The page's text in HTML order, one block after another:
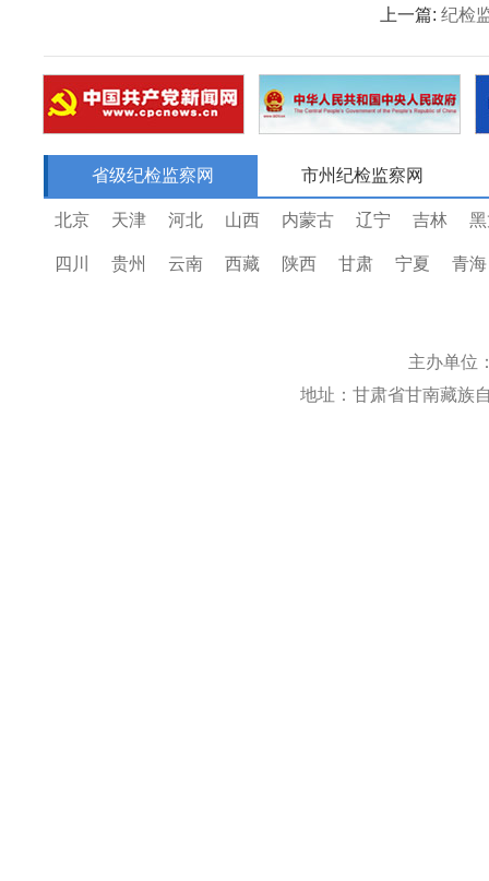
上一篇: 纪检
省级纪检监察网 市州纪检监察网
北京 天津 河北 山西 内蒙古 辽宁 吉林
四川 贵州 云南 西藏 陕西 甘肃 宁夏 青海
主办单位
地址：甘肃省甘南藏族